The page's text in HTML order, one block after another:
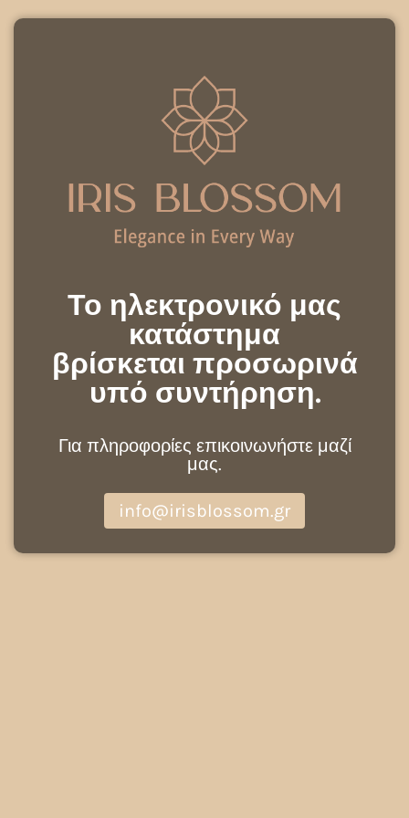
Το ηλεκτρονικό μας
κατάστημα
βρίσκεται προσωρινά
υπό συντήρηση.
Για πληροφορίες επικοινωνήστε μαζί
μας.
info@irisblossom.gr